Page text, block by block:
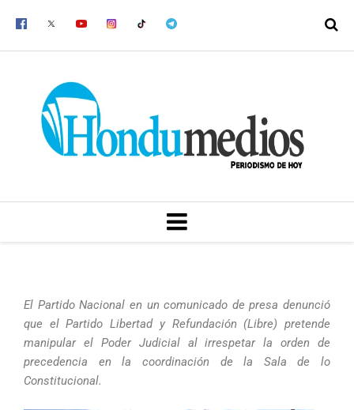
MENU
El Partido Nacional en un comunicado de presa denunció
que el Partido Libertad y Refundación (Libre) pretende
manipular el Poder Judicial al irrespetar la orden de
precedencia en la coordinación de la Sala de lo
Constitucional.